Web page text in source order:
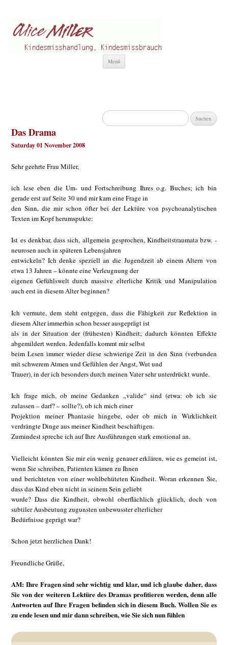
Menü
Suchen
nach:
Das Drama
Saturday 01 November 2008
Sehr geehrte Frau Miller,
ich lese eben die Um- und Fortschreibung Ihres o.g. Buches; ich bin
gerade erst auf Seite 30 und mir kam eine Frage in
den Sinn, die mir schon öfter bei der Lektüre von psychoanalytischen
Texten im Kopf herumspukte:
Ist es denkbar, dass sich, allgemein gesprochen, Kindheitstraumata bzw. -
neurosen auch in späteren Lebensjahren
entwickeln? Ich denke speziell an die Jugendzeit ab einem Altern von
etwa 13 Jahren – könnte eine Verleugnung der
eigenen Gefühlswelt durch massive elterliche Kritik und Manipulation
auch erst in diesem Alter beginnen?
Ich vermute, dem steht entgegen, dass die Fähigkeit zur Reflektion in
diesem Alter immerhin schon besser ausgeprägt ist
als in der Situation der (frühesten) Kindheit; dadurch könnten Effekte
abgemildert werden. Jedenfalls kommt mir selbst
beim Lesen immer wieder diese schwierige Zeit in den Sinn (verbunden
mit schwerem Atmen und Gefühlen der Angst, Wut und
Trauer), in der ich besonders durch meinen Vater sehr unterdrückt wurde.
Ich frage mich, ob meine Gedanken „valide“ sind (etwa: ob ich sie
zulassen – darf? – sollte?), ob ich mich einer
Projektion meiner Phantasie hingebe, oder ob mich in Wirklichkeit
verdrängte Dinge aus meiner Kindheit beschäftigen.
Zumindest spreche ich auf Ihre Ausführungen stark emotional an.
Vielleicht könnten Sie mir ein wenig genauer erklären, wie es gemeint ist,
wenn Sie schreiben, Patienten kämen zu Ihnen
und berichteten von einer wohlbehüteten Kindheit. Woran erkennen Sie,
dass das Kind eben nicht in seinem Sein geliebt
wurde? Dass die Kindheit, obwohl oberflächlich glücklich, doch von
subtiler Ausbeutung zugunsten unbewusster elterlicher
Bedürfnisse geprägt war?
Schon jetzt herzlichen Dank!
Freundliche Grüße,
AM: Ihre Fragen sind sehr wichtig und klar, und ich glaube daher, dass
Sie von der weiteren Lektüre des Dramas profitieren werden, denn alle
Antworten auf Ihre Fragen befinden sich in diesem Buch. Wollen Sie es
zu ende lesen und mir dann schreiben, wie Sie sich nun fühlen